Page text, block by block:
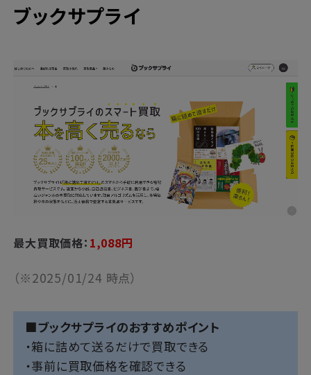
ブックサプライ
最大買取価格： 1,088円
（※2025/01/24 時点）
■ブックサプライのおすすめポイント
・箱に詰めて送るだけで買取できる
・事前に買取価格を確認できる